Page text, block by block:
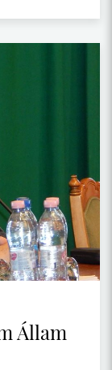
Állam